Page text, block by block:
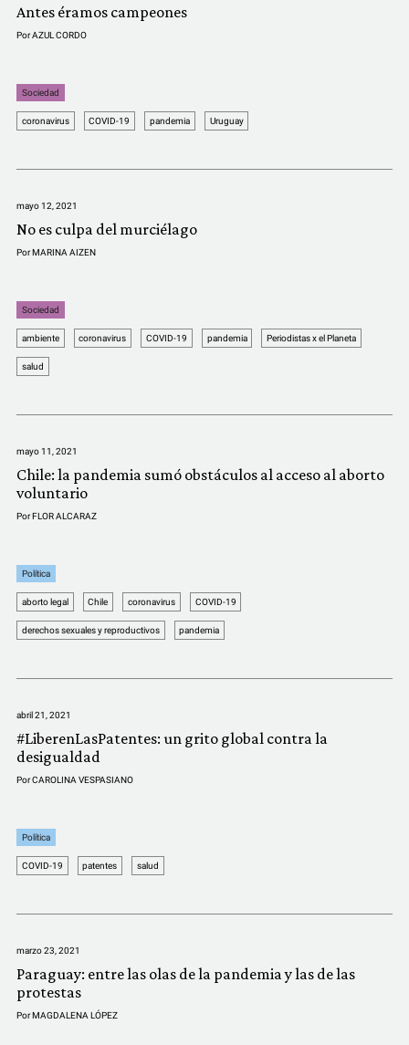
Antes éramos campeones
PorAZUL CORDO
Sociedad
coronavirus COVID-19 pandemia Uruguay
mayo 12, 2021
No es culpa del murciélago
PorMARINA AIZEN
Sociedad
ambiente coronavirus COVID-19 pandemia Periodistas x el Planeta
salud
mayo 11, 2021
Chile: la pandemia sumó obstáculos al acceso al aborto
voluntario
PorFLOR ALCARAZ
Política
aborto legal Chile coronavirus COVID-19
derechos sexuales y reproductivos pandemia
abril 21, 2021
#LiberenLasPatentes: un grito global contra la
desigualdad
PorCAROLINA VESPASIANO
Política
COVID-19 patentes salud
marzo 23, 2021
Paraguay: entre las olas de la pandemia y las de las
protestas
PorMAGDALENA LÓPEZ